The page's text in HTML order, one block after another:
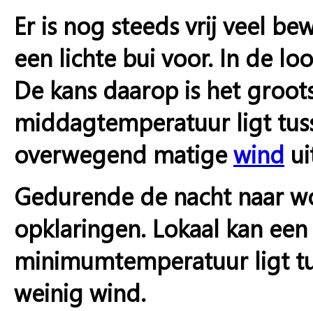
Er is nog steeds vrij veel
een lichte bui voor. In de
De kans daarop is het
middagtemperatuur ligt
overwegend matigewind
Gedurende de nacht naar
opklaringen. Lokaal kan
minimumtemperatuur ligt
weinig wind.